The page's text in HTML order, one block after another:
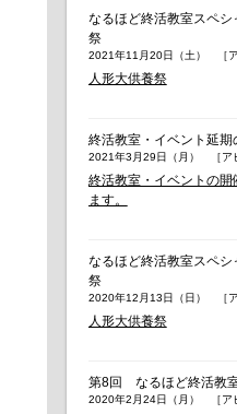
なるほど終活教室スペ
祭
2021年11月20日（土） ［
人形大供養祭
終活教室・イベント延期
2021年3月29日（月） ［ア
終活教室・イベントの
ます。
なるほど終活教室スペ
祭
2020年12月13日（日） ［
人形大供養祭
第8回 なるほど終活教
2020年2月24日（月） ［ア